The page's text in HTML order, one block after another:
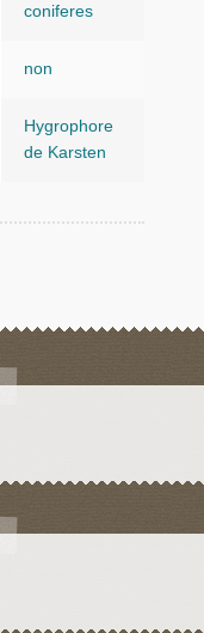
coniferes
non
Hygrophore
de Karsten